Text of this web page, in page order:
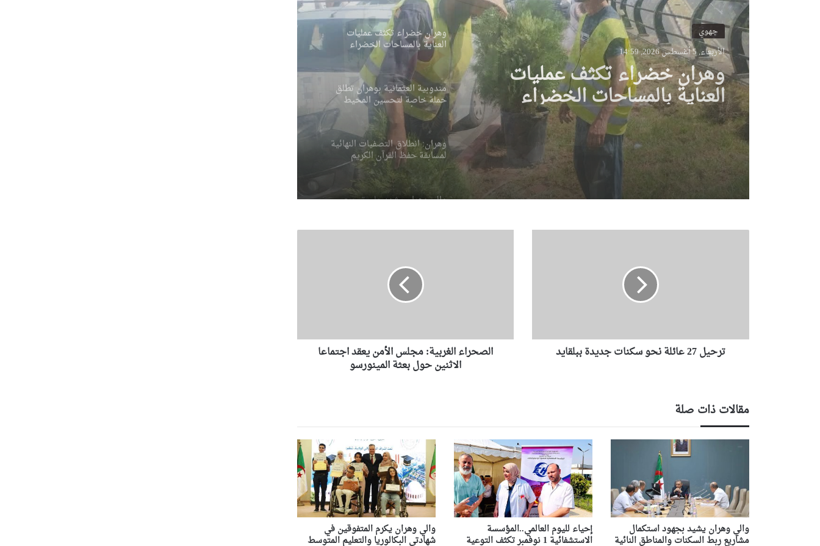
جهوي
الأربعاء, 5 أغسطس 2026, 14:47
مندوبية العثمانية بوهران تطلق
حملة خاصة لتحسين المحيط
ونظافة الأحياء
وتحسين المحيط الحضري
مندوبية العثمانية بوهران تطلق
حملة خاصة لتحسين المحيط
ونظافة الأحياء
وهران: انطلاق التصفيات النهائية
لمسابقة حفظ القرآن الكريم
والحديث النبوي الشريف
والي وهران يشدد على تسريع
وتيرة إنجاز مشروع تهيئة محور
دوران “الباهية”
مسؤولين في قطاع النظافة
والي تلمسان يتابع انطلاق مشروع
السكنات الوظيفية بالعريشة
ويشدد على احترام آجال الإنجاز
وزو والشلف
والي وهران يشرف على نهائي
وهران: مصالح الرقابة تحجز
كميات معتبرة من اللحوم
والأحشاء الفاسدة ببئر الجير
وهران تستعيد بريقها بحملة
تنظيف كبرى
وهران خضراء تكثف عمليات
ا
و
س
ك
ج
د
ي
د
ترحيل 27 عائلة نحو سكنات جديدة ببلقايد
ل
م
ج
ل
س
ا
ل
أ
م
ن
الصحراء الغربية: مجلس الأمن يعقد اجتماعا
الاثنين حول بعثة المينورسو
مقالات ذات صلة
والي وهران يشيد بجهود استكمال
مشاريع ربط السكنات والمناطق النائية
إحياء لليوم العالمي..المؤسسة
الاستشفائية 1 نوفمبر تكثف التوعية
والي وهران يكرم المتفوقين في
شهادتي البكالوريا والتعليم المتوسط